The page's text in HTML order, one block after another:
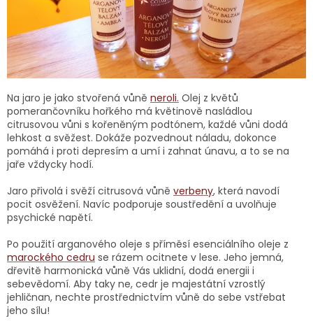
Na jaro je jako stvořená vůně neroli. Olej z květů
pomerančovníku hořkého má květinově nasládlou
citrusovou vůni s kořeněným podtónem, každé vůni dodá
lehkost a svěžest. Dokáže pozvednout náladu, dokonce
pomáhá i proti depresím a umí i zahnat únavu, a to se na
jaře vždycky hodí.
Jaro přivolá i svěží citrusová vůně verbeny, která navodí
pocit osvěžení. Navíc podporuje soustředění a uvolňuje
psychické napětí.
Po použití arganového oleje s příměsí esenciálního oleje z
marockého cedru se rázem ocitnete v lese. Jeho jemná,
dřevitě harmonická vůně Vás uklidní, dodá energii i
sebevědomí. Aby taky ne, cedr je majestátní vzrostlý
jehličnan, nechte prostřednictvím vůně do sebe vstřebat
jeho sílu!